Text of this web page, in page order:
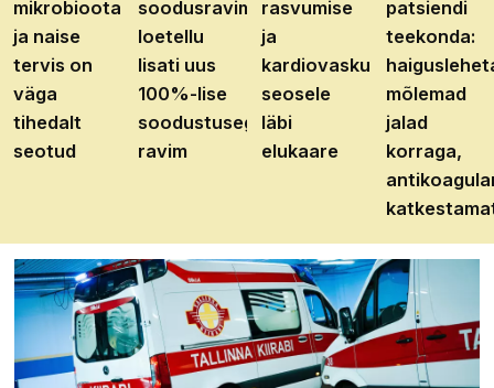
mikrobioota
ja naise
tervis on
väga
tihedalt
seotud
soodusravimite
loetellu
lisati uus
100%-lise
soodustusega
ravim
rasvumise
ja
kardiovaskulaarhaiguste
seosele
läbi
elukaare
patsiendi
teekonda:
mõlemad
jalad
korraga,